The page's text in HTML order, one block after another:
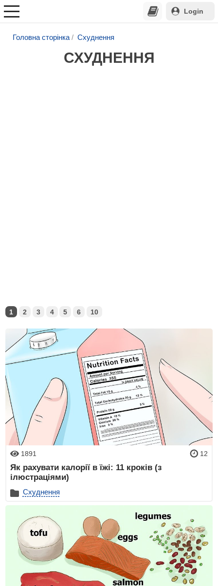
Login
Головна сторінка Схуднення
СХУДНЕННЯ
1 2 3 4 5 6 10
1891 12
Як рахувати калорії в їжі: 11 кроків (з
ілюстраціями)
Схуднення